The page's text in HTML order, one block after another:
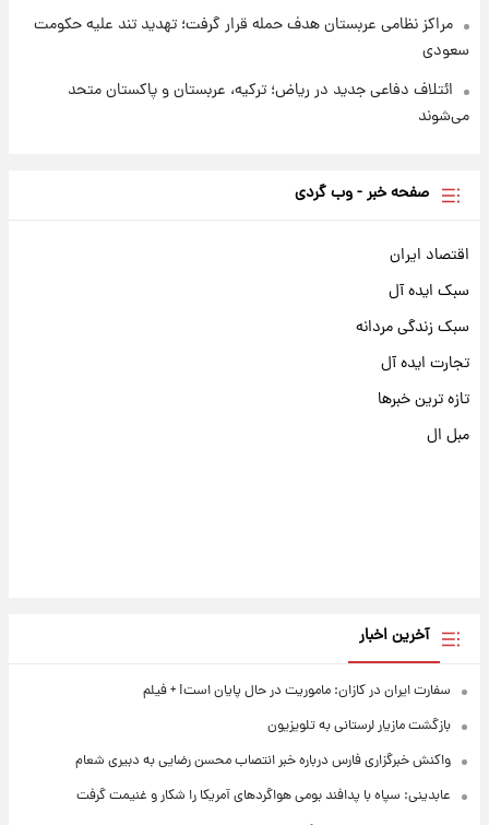
مراکز نظامی عربستان هدف حمله قرار گرفت؛ تهدید تند علیه حکومت
سعودی
ائتلاف دفاعی جدید در ریاض؛ ترکیه، عربستان و پاکستان متحد
می‌شوند
صفحه خبر - وب گردی
اقتصاد ایران
سبک ایده آل
سبک زندگی مردانه
تجارت ایده آل
تازه ترین خبرها
مبل ال
آخرین اخبار
سفارت ایران در کازان: ماموریت در حال پایان است! + فیلم
بازگشت مازیار لرستانی به تلویزیون
واکنش خبرگزاری فارس درباره خبر انتصاب محسن رضایی به دبیری شعام
عابدینی: سپاه با پدافند بومی هواگردهای آمریکا را شکار و غنیمت گرفت